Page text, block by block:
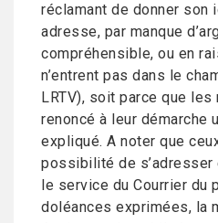
réclamant de donner
adresse, par manque
compréhensible, ou en
n’entrent pas dans le
LRTV), soit parce que
renoncé à leur démarche
expliqué. A noter que
possibilité de s’adresser
le service du Courrier du
doléances exprimées, la